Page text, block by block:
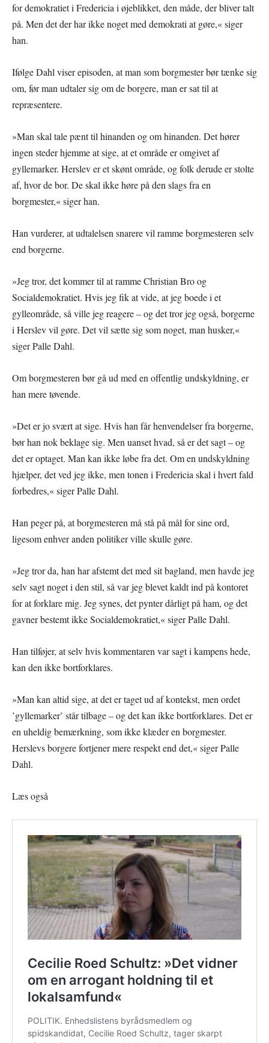
for demokratiet i Fredericia i øjeblikket, den måde, der bliver talt
på. Men det der har ikke noget med demokrati at gøre,« siger
han.
Ifølge Dahl viser episoden, at man som borgmester bør tænke sig
om, før man udtaler sig om de borgere, man er sat til at
repræsentere.
»Man skal tale pænt til hinanden og om hinanden. Det hører
ingen steder hjemme at sige, at et område er omgivet af
gyllemarker. Herslev er et skønt område, og folk derude er stolte
af, hvor de bor. De skal ikke høre på den slags fra en
borgmester,« siger han.
Han vurderer, at udtalelsen snarere vil ramme borgmesteren selv
end borgerne.
»Jeg tror, det kommer til at ramme Christian Bro og
Socialdemokratiet. Hvis jeg fik at vide, at jeg boede i et
gylleområde, så ville jeg reagere – og det tror jeg også, borgerne
i Herslev vil gøre. Det vil sætte sig som noget, man husker,«
siger Palle Dahl.
Om borgmesteren bør gå ud med en offentlig undskyldning, er
han mere tøvende.
»Det er jo svært at sige. Hvis han får henvendelser fra borgerne,
bør han nok beklage sig. Men uanset hvad, så er det sagt – og
det er optaget. Man kan ikke løbe fra det. Om en undskyldning
hjælper, det ved jeg ikke, men tonen i Fredericia skal i hvert fald
forbedres,« siger Palle Dahl.
Han peger på, at borgmesteren må stå på mål for sine ord,
ligesom enhver anden politiker ville skulle gøre.
»Jeg tror da, han har afstemt det med sit bagland, men havde jeg
selv sagt noget i den stil, så var jeg blevet kaldt ind på kontoret
for at forklare mig. Jeg synes, det pynter dårligt på ham, og det
gavner bestemt ikke Socialdemokratiet,« siger Palle Dahl.
Han tilføjer, at selv hvis kommentaren var sagt i kampens hede,
kan den ikke bortforklares.
»Man kan altid sige, at det er taget ud af kontekst, men ordet
’gyllemarker’ står tilbage – og det kan ikke bortforklares. Det er
en uheldig bemærkning, som ikke klæder en borgmester.
Herslevs borgere fortjener mere respekt end det,« siger Palle
Dahl.
Læs også